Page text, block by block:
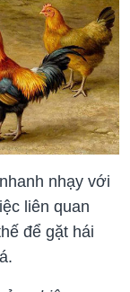
nhạy với
liên quan
để gặt hái